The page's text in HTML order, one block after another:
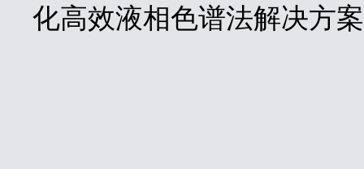
化高效液相色谱法解决方